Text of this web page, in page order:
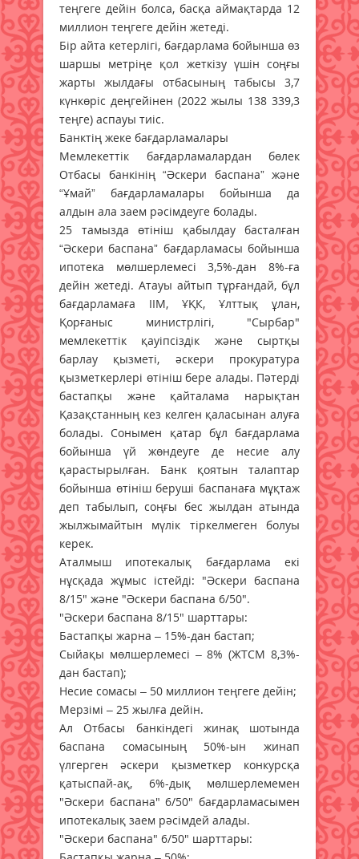
теңгеге дейін болса, басқа аймақтарда 12
миллион теңгеге дейін жетеді.
Бір айта кетерлігі, бағдарлама бойынша өз
шаршы метріңе қол жеткізу үшін соңғы
жарты жылдағы отбасының табысы 3,7
күнкөріс деңгейінен (2022 жылы 138 339,3
теңге) аспауы тиіс.
Банктің жеке бағдарламалары
Мемлекеттік бағдарламалардан бөлек
Отбасы банкінің “Әскери баспана” және
“Ұмай” бағдарламалары бойынша да
алдын ала заем рәсімдеуге болады.
25 тамызда өтініш қабылдау басталған
“Әскери баспана” бағдарламасы бойынша
ипотека мөлшерлемесі 3,5%-дан 8%-ға
дейін жетеді. Атауы айтып тұрғандай, бұл
бағдарламаға ІІМ, ҰҚК, Ұлттық ұлан,
Қорғаныс министрлігі, "Сырбар"
мемлекеттік қауіпсіздік және сыртқы
барлау қызметі, әскери прокуратура
қызметкерлері өтініш бере алады. Пәтерді
бастапқы және қайталама нарықтан
Қазақстанның кез келген қаласынан алуға
болады. Сонымен қатар бұл бағдарлама
бойынша үй жөндеуге де несие алу
қарастырылған. Банк қоятын талаптар
бойынша өтініш беруші баспанаға мұқтаж
деп табылып, соңғы бес жылдан атында
жылжымайтын мүлік тіркелмеген болуы
керек.
Аталмыш ипотекалық бағдарлама екі
нұсқада жұмыс істейді: "Әскери баспана
8/15" және "Әскери баспана 6/50".
"Әскери баспана 8/15" шарттары:
Бастапқы жарна – 15%-дан бастап;
Сыйақы мөлшерлемесі – 8% (ЖТСМ 8,3%-
дан бастап);
Несие сомасы – 50 миллион теңгеге дейін;
Мерзімі – 25 жылға дейін.
Ал Отбасы банкіндегі жинақ шотында
баспана сомасының 50%-ын жинап
үлгерген әскери қызметкер конкурсқа
қатыспай-ақ, 6%-дық мөлшерлемемен
"Әскери баспана" 6/50" бағдарламасымен
ипотекалық заем рәсімдей алады.
"Әскери баспана" 6/50" шарттары: